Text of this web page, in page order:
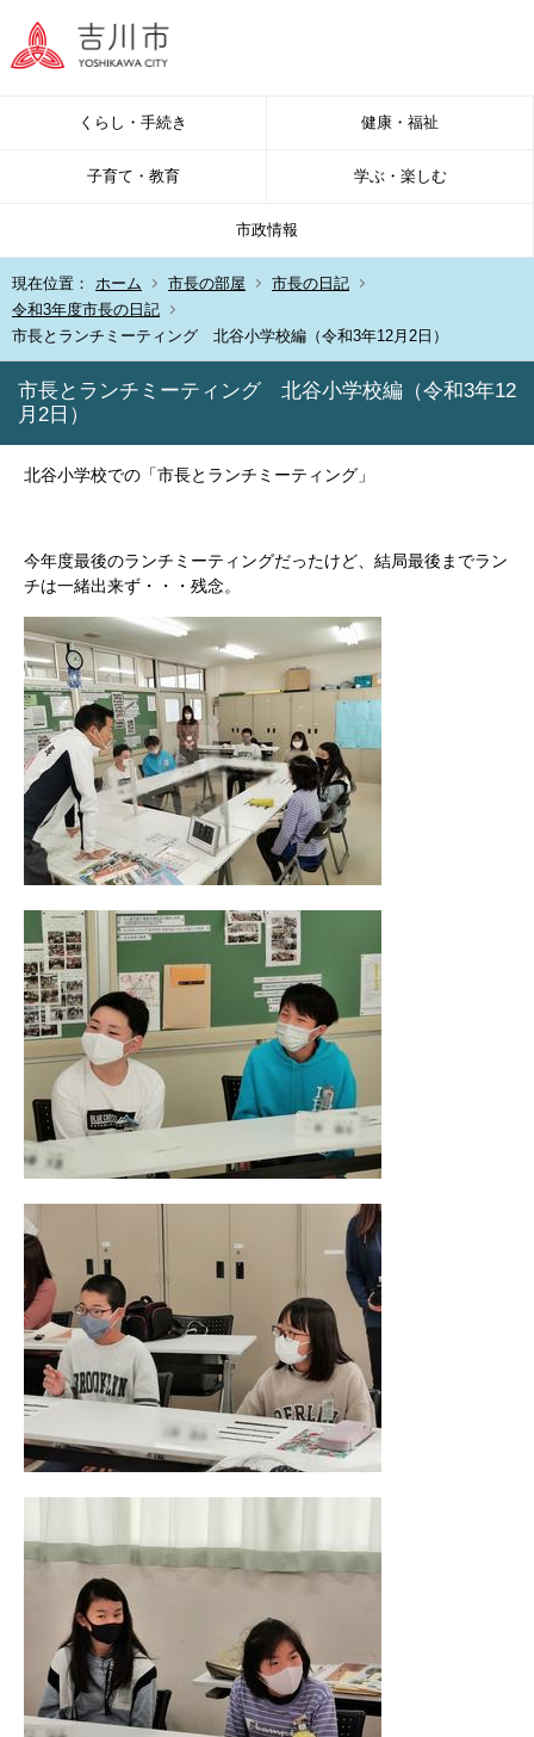
くらし・手続き 健康・福祉
子育て・教育 学ぶ・楽しむ
市政情報
現在位置： ホーム 市長の部屋
市長の日記
令和3年度市長の日記
市長とランチミーティング 北谷小学校編（令和3年12月2日）
市長とランチミーティング 北谷小学校編（令和3年12
月2日）
北谷小学校での「市長とランチミーティング」
今年度最後のランチミーティングだったけど、結局最後までラン
チは一緒出来ず・・・残念。